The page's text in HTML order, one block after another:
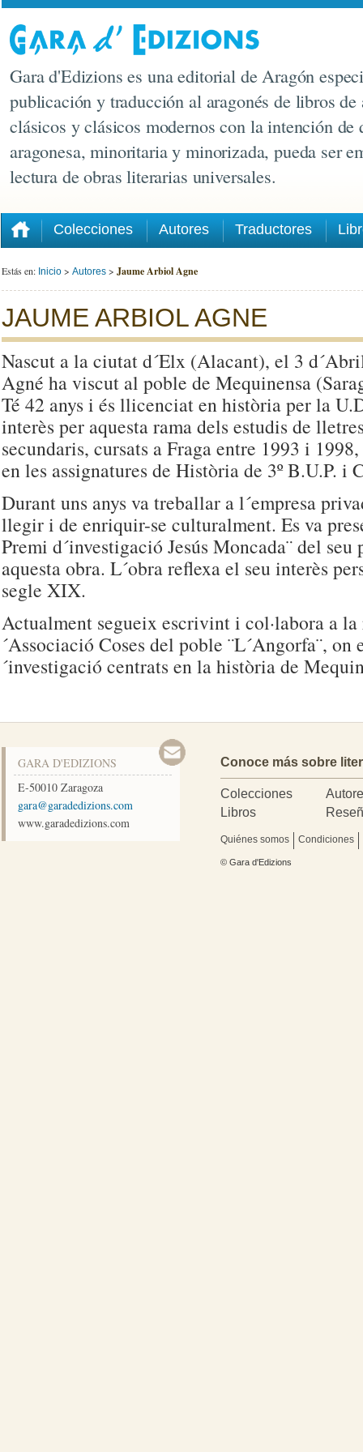
Gara d'Edizions es una editorial de Aragón
publicación y traducción al aragonés de libros de
clásicos y clásicos modernos con la intención de
aragonesa, minoritaria y minorizada, pueda ser
lectura de obras literarias universales.
Colecciones Autores Traductores
Estás en: Inicio > Autores > Jaume Arbiol Agne
JAUME ARBIOL AGNE
Nascut a la ciutat d´Elx (Alacant), el 3
Agné ha viscut al poble de Mequinensa
Té 42 anys i és llicenciat en història per la
interès per aquesta rama dels estudis de
secundaris, cursats a Fraga entre 1993 i
en les assignatures de Història de 3º B.U.P. i
Durant uns anys va treballar a l´empresa
llegir i de enriquir-se culturalment. Es va
Premi d´investigació Jesús Moncada¨ del
aquesta obra. L´obra reflexa el seu interès
segle XIX.
Actualment segueix escrivint i col·labora a
´Associació Coses del poble ¨L´Angorfa¨,
´investigació centrats en la història de
GARA D'EDIZIONS
E-50010 Zaragoza
moc.snoizidedarag@arag
www.garadedizions.com
Conoce más sobre
Colecciones
Libros
Quiénes somos Condiciones
© Gara d'Edizions